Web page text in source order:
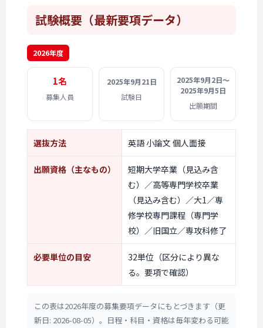
試験概要 （最新要項データ）
2026年度
1名
募集人員
2025年9月21日
試験日
2025年9月2日〜
2025年9月5日
出願期間
選抜方法 英語 小論文 個人面接
出願資格 （主なもの）
短期大学卒業（見込み含
む）／高等専門学校卒業
（見込み含む）／大1／専
修学校専門課程（専門学
校）／旧国立／専攻科修了
必要単位の目安
32単位（区分により異な
る。要項で確認）
この表は2026年度の募集要項データにもとづきます（更
新日: 2026-08-05）。日程・科目・資格は毎年変わる可能